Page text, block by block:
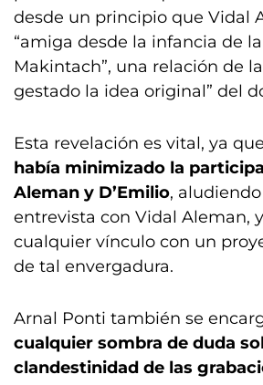
desde un principio que Vidal
“amiga desde la infancia de
Makintach”, una relación de
gestado la idea original” del
Esta revelación es vital, ya que
había minimizado la
Aleman y D’Emilio,
entrevista con Vidal Aleman,
cualquier vínculo con un
de tal envergadura.
Arnal Ponti también se
cualquier sombra de duda
clandestinidad de las